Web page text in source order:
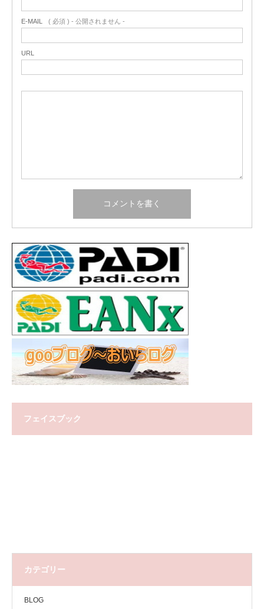
E-MAIL ( 必須 ) - 公開されません -
URL
フェイスブック
カテゴリー
BLOG